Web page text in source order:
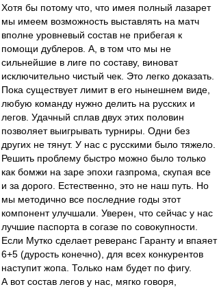
Хотя бы потому что, что имея полный лазарет
мы имеем возможность выставлять на матч
вполне уровневый состав не прибегая к
помощи дублеров. А, в том что мы не
сильнейшие в лиге по составу, виноват
исключительно чистый чек. Это легко доказать.
Пока существует лимит в его нынешнем виде,
любую команду нужно делить на русских и
легов. Удачный сплав двух этих половин
позволяет выигрывать турниры. Одни без
других не тянут. У нас с русскими было тяжело.
Решить проблему быстро можно было только
как бомжи на заре эпохи газпрома, скупая все
и за дорого. Естественно, это не наш путь. Но
мы методично все последние годы этот
компонент улучшали. Уверен, что сейчас у нас
лучшие паспорта в согазе по совокупности.
Если Мутко сделает реверанс Гаранту и впаяет
6+5 (дурость конечно), для всех конкурентов
наступит жопа. Только нам будет по фигу.
А вот состав легов у нас, мягко говоря,